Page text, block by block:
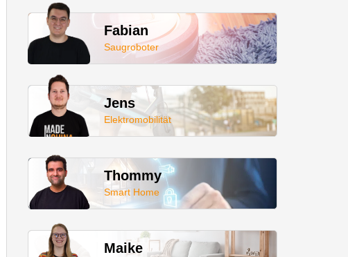
Fabian
Saugroboter
Jens
Elektromobilität
Thommy
Smart Home
Maike